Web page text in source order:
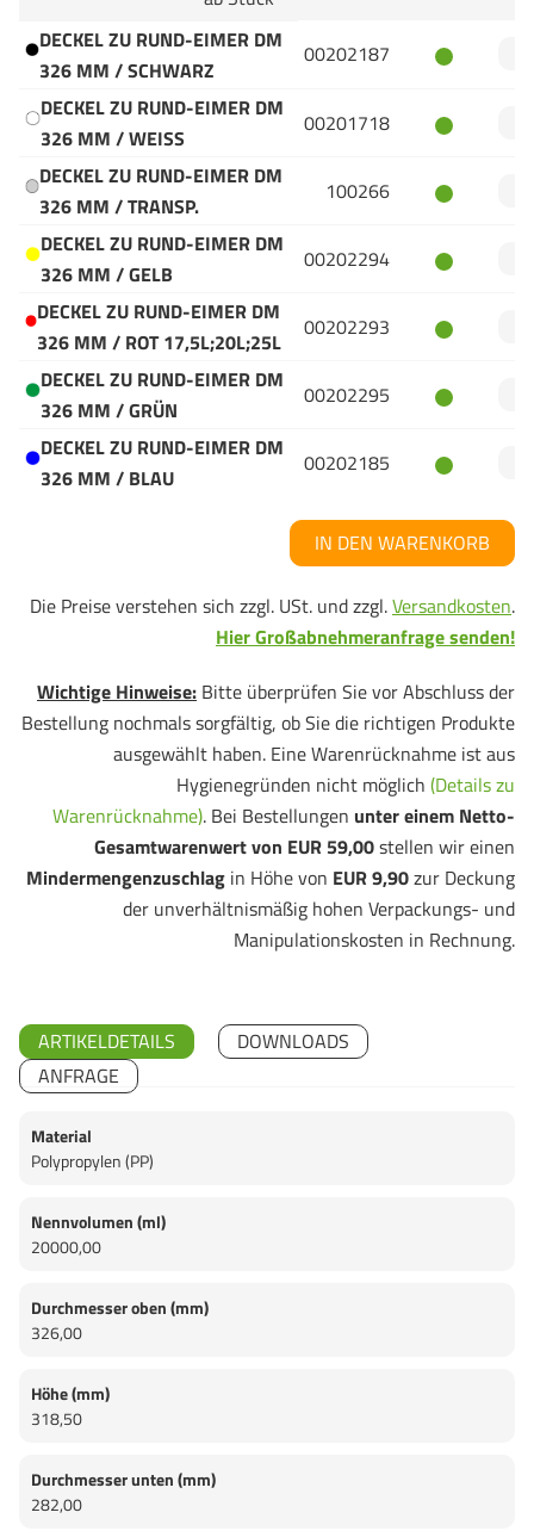
DECKEL ZU RUND-EIMER DM
326 MM / SCHWARZ
00202187
DECKEL ZU RUND-EIMER DM
326 MM / WEISS
00201718
DECKEL ZU RUND-EIMER DM
326 MM / TRANSP.
100266
DECKEL ZU RUND-EIMER DM
326 MM / GELB
00202294
DECKEL ZU RUND-EIMER DM
326 MM / ROT 17,5L;20L;25L
00202293
DECKEL ZU RUND-EIMER DM
326 MM / GRÜN
00202295
DECKEL ZU RUND-EIMER DM
326 MM / BLAU
00202185
IN DEN WARENKORB
Die Preise verstehen sich zzgl. USt. und zzgl.Versandkosten.
Hier Großabnehmeranfrage senden!
Wichtige Hinweise: Bitte überprüfen Sie vor Abschluss der
Bestellung nochmals sorgfältig, ob Sie die richtigen Produkte
ausgewählt haben. Eine Warenrücknahme ist aus
Hygienegründen nicht möglich (Details zu
Warenrücknahme). Bei Bestellungen unter einem Netto-
Gesamtwarenwert von EUR 59,00stellen wir einen
Mindermengenzuschlag in Höhe von EUR 9,90zur Deckung
der unverhältnismäßig hohen Verpackungs- und
Manipulationskosten in Rechnung.
ARTIKELDETAILS
Material
Polypropylen (PP)
Nennvolumen (ml)
20000,00
Durchmesser oben (mm)
326,00
Höhe (mm)
318,50
Durchmesser unten (mm)
282,00
DOWNLOADS
ANFRAGE